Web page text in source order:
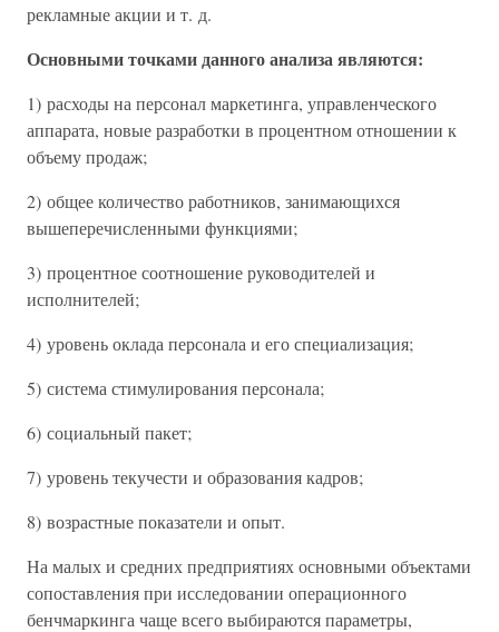
рекламные акции и т. д.
Основными точками данного анализа являются:
1) расходы на персонал маркетинга, управленческого
аппарата, новые разработки в процентном отношении к
объему продаж;
2) общее количество работников, занимающихся
вышеперечисленными функциями;
3) процентное соотношение руководителей и
исполнителей;
4) уровень оклада персонала и его специализация;
5) система стимулирования персонала;
6) социальный пакет;
7) уровень текучести и образования кадров;
8) возрастные показатели и опыт.
На малых и средних предприятиях основными объектами
сопоставления при исследовании операционного
бенчмаркинга чаще всего выбираются параметры,